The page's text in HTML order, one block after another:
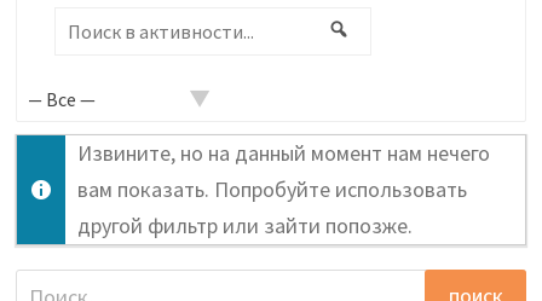
Поиск
активности...
Извините, но на данный момент нам нечего
вам показать. Попробуйте использовать
другой фильтр или зайти попозже.
Найти: